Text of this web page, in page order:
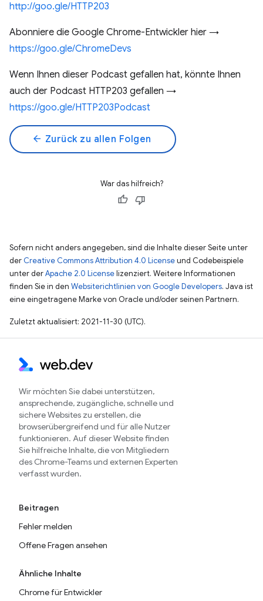
http://goo.gle/HTTP203
Abonniere die Google Chrome-Entwickler hier →
https://goo.gle/ChromeDevs
Wenn Ihnen dieser Podcast gefallen hat, könnte Ihnen
auch der Podcast HTTP203 gefallen →
https://goo.gle/HTTP203Podcast
arrow_back Zurück zu allen Folgen
War das hilfreich?
Sofern nicht anders angegeben, sind die Inhalte dieser Seite unter
der Creative Commons Attribution 4.0 Licenseund Codebeispiele
unter derApache 2.0 Licenselizenziert. Weitere Informationen
finden Sie in den Websiterichtlinien von Google Developers. Java ist
eine eingetragene Marke von Oracle und/oder seinen Partnern.
Zuletzt aktualisiert: 2021-11-30 (UTC).
Wir möchten Sie dabei unterstützen,
ansprechende, zugängliche, schnelle und
sichere Websites zu erstellen, die
browserübergreifend und für alle Nutzer
funktionieren. Auf dieser Website finden
Sie hilfreiche Inhalte, die von Mitgliedern
des Chrome-Teams und externen Experten
verfasst wurden.
Beitragen
Fehler melden
Offene Fragen ansehen
Ähnliche Inhalte
Chrome für Entwickler